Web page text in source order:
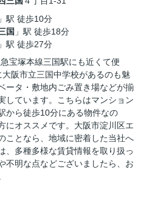
」駅 徒歩10分
国 」駅 徒歩18分
」駅 徒歩27分
宝塚本線三国駅にも近くて便
阪市立三国中学校があるのも魅
ータ・敷地内ごみ置き場などが揃
しています。こちらはマンション
から徒歩10分にある物件なの
にオススメです。大阪市淀川区エ
ことなら、地域に密着した当社へ
、多種多様な賃貸情報を取り扱っ
不明な点などございましたら、お